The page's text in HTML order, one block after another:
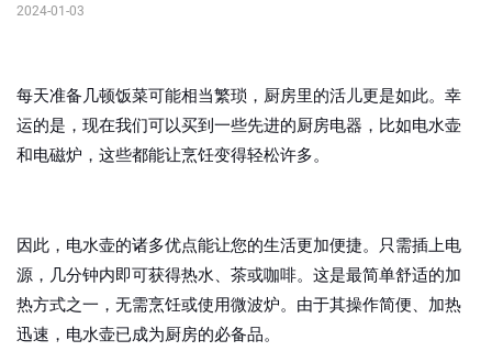
2024-01-03
每天准备几顿饭菜可能相当繁琐，厨房里的活儿更是如此。幸
运的是，现在我们可以买到一些先进的厨房电器，比如电水壶
和电磁炉，这些都能让烹饪变得轻松许多。
因此，电水壶的诸多优点能让您的生活更加便捷。只需插上电
源，几分钟内即可获得热水、茶或咖啡。这是最简单舒适的加
热方式之一，无需烹饪或使用微波炉。由于其操作简便、加热
迅速，电水壶已成为厨房的必备品。